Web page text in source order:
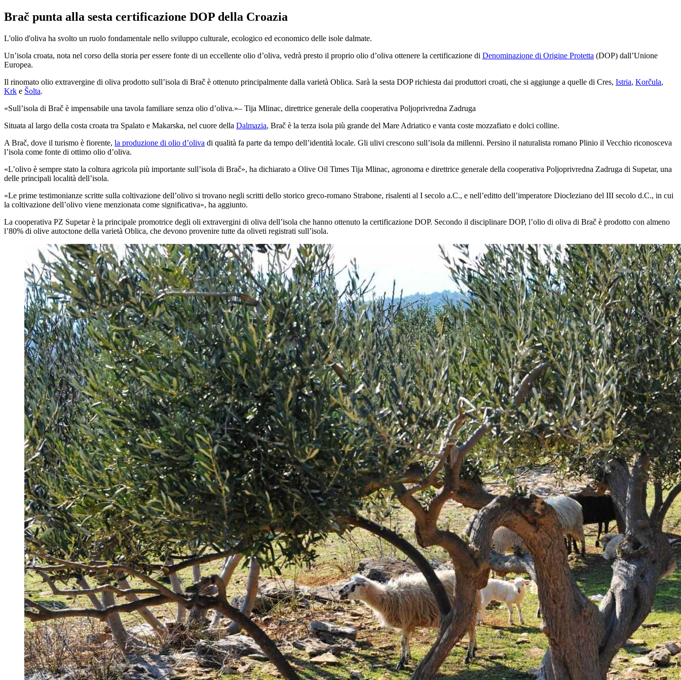
Brač punta alla sesta certificazione DOP della Croazia
L'olio d'oliva ha svolto un ruolo fondamentale nello sviluppo culturale, ecologico ed economico delle isole dalmate.
Un’isola croata, nota nel corso della storia per essere fonte di un eccellente olio d’oliva, vedrà presto il proprio olio d’oliva ottenere la certificazione di Denominazione di Origine Protetta (DOP) dall’Unione
Europea.
Il rinomato olio extravergine di oliva prodotto sull’isola di Brač è ottenuto principalmente dalla varietà Oblica. Sarà la sesta DOP richiesta dai produttori croati, che si aggiunge a quelle di Cres, Istria, Korčula,
Krk e Šolta.
Sull’isola di Brač è impensabile una tavola familiare senza olio d’oliva. – Tija Mlinac, direttrice generale della cooperativa Poljoprivredna Zadruga
Situata al largo della costa croata tra Spalato e Makarska, nel cuore della Dalmazia, Brač è la terza isola più grande del Mare Adriatico e vanta coste mozzafiato e dolci colline.
A Brač, dove il turismo è fiorente, la produzione di olio d’oliva di qualità fa parte da tempo dell’identità locale. Gli ulivi crescono sull’isola da millenni. Persino il naturalista romano Plinio il Vecchio riconosceva
l’isola come fonte di ottimo olio d’oliva.
«L’olivo è sempre stato la coltura agricola più importante sull’isola di Brač», ha dichiarato a Olive Oil Times Tija Mlinac, agronoma e direttrice generale della cooperativa Poljoprivredna Zadruga di Supetar, una
delle principali località dell’isola.
«Le prime testimonianze scritte sulla coltivazione dell’olivo si trovano negli scritti dello storico greco-romano Strabone, risalenti al I secolo a.C., e nell’editto dell’imperatore Diocleziano del III secolo d.C., in cui
la coltivazione dell’olivo viene menzionata come significativa», ha aggiunto.
La cooperativa PZ Supetar è la principale promotrice degli oli extravergini di oliva dell’isola che hanno ottenuto la certificazione DOP. Secondo il disciplinare DOP, l’olio di oliva di Brač è prodotto con almeno
l’80% di olive autoctone della varietà Oblica, che devono provenire tutte da oliveti registrati sull’isola.